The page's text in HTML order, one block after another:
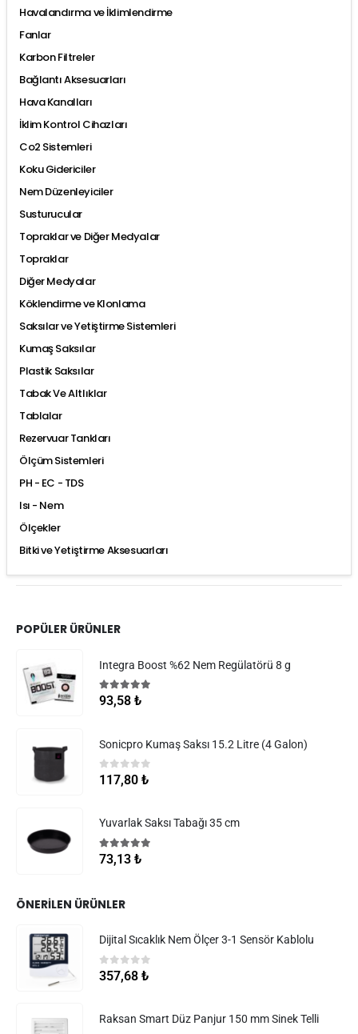
Havalandırma ve İklimlendirme
Fanlar
Karbon Filtreler
Bağlantı Aksesuarları
Hava Kanalları
İklim Kontrol Cihazları
Co2 Sistemleri
Koku Gidericiler
Nem Düzenleyiciler
Susturucular
Topraklar ve Diğer Medyalar
Topraklar
Diğer Medyalar
Köklendirme ve Klonlama
Saksılar ve Yetiştirme Sistemleri
Kumaş Saksılar
Plastik Saksılar
Tabak Ve Altlıklar
Tablalar
Rezervuar Tankları
Ölçüm Sistemleri
PH - EC - TDS
Isı - Nem
Ölçekler
Bitki ve Yetiştirme Aksesuarları
POPÜLER ÜRÜNLER
Integra Boost %62 Nem Regülatörü 8 g
5.005 üzerinden
93,58 ₺
Sonicpro Kumaş Saksı 15.2 Litre (4 Galon)
0 5 üzerinden
117,80 ₺
Yuvarlak Saksı Tabağı 35 cm
5.005 üzerinden
73,13 ₺
ÖNERILEN ÜRÜNLER
Dijital Sıcaklık Nem Ölçer 3-1 Sensör Kablolu
05 üzerinden
357,68 ₺
Raksan Smart Düz Panjur 150 mm Sinek Telli